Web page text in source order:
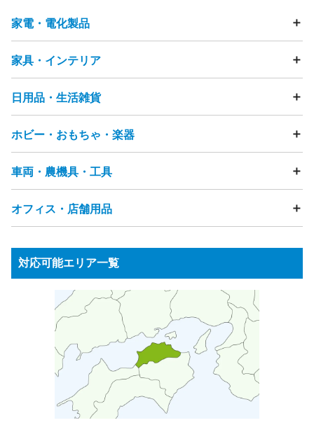
家電・電化製品
テレビ 冷蔵庫 洗濯機
照明器具・ライト
加湿器 除湿器 空気清浄機
扇風機
電動歯ブラシ
電気カミソリ
スマートフォン・タブレット・携帯電話
カメラ（フィルムカメラ・デジタルカメラ・ビデオカメ
ラ）
炊飯器
電子レンジ
ジューサーミキサー
コーヒーメーカー
トースター
ジャーポット
食器洗い乾燥機・食洗機
衛星放送用アンテナ
テレビチューナー
オーディオプレーヤー
ステレオ（CD・MD・カセットテープ等）
スピーカー
ラジオ パソコン・周辺機器
ノートパソコン
パソコンモニター
プリンター スキャナ
キーボード
各種ケーブル類
リモコン 電子辞書 ICレコーダー
家具・インテリア
テーブル ソファ
マッサージチェア
ベッド マットレス 布団
座布団
まくら
タンス・カラーボックス
鏡台・ドレッサー
踏み台
カーテン
網戸 雨戸 観葉植物
日用品・生活雑貨
食器・キッチン用品 フライパン
ゴミ箱
物干し竿 ハンガー 突っ張り棒
洗面用品
洋服・衣類
靴 バッグ
ホビー・おもちゃ・楽器
雑誌・漫画・本 おもちゃ
ゲーム機
ゲームコントローラー
ボードゲーム
家庭用遊具
パチンコ台・パチスロ機
アウトドア用品
水槽
車両・農機具・工具
自転車 タイヤ カー用品
チャイルドシート
バッテリー
工具・DIY用品
農機具・草刈機
高圧洗浄機
オフィス・店舗用品
応接セット 事務用品棚 OAラック
パーテーション
受付カウンター
ロッカー
蛍光灯・水銀灯
金庫
シュレッダー
業務用コピー機・複合機
プロジェクター
業務用冷蔵庫
ガスレンジ
製氷機 券売機 コールドテーブル
ゆで麺器
大型食器洗浄機
シンク アイスケース
ネタケース
冷凍ストッカー ショーケース ゴンドラ
消火器
対応可能エリア一覧